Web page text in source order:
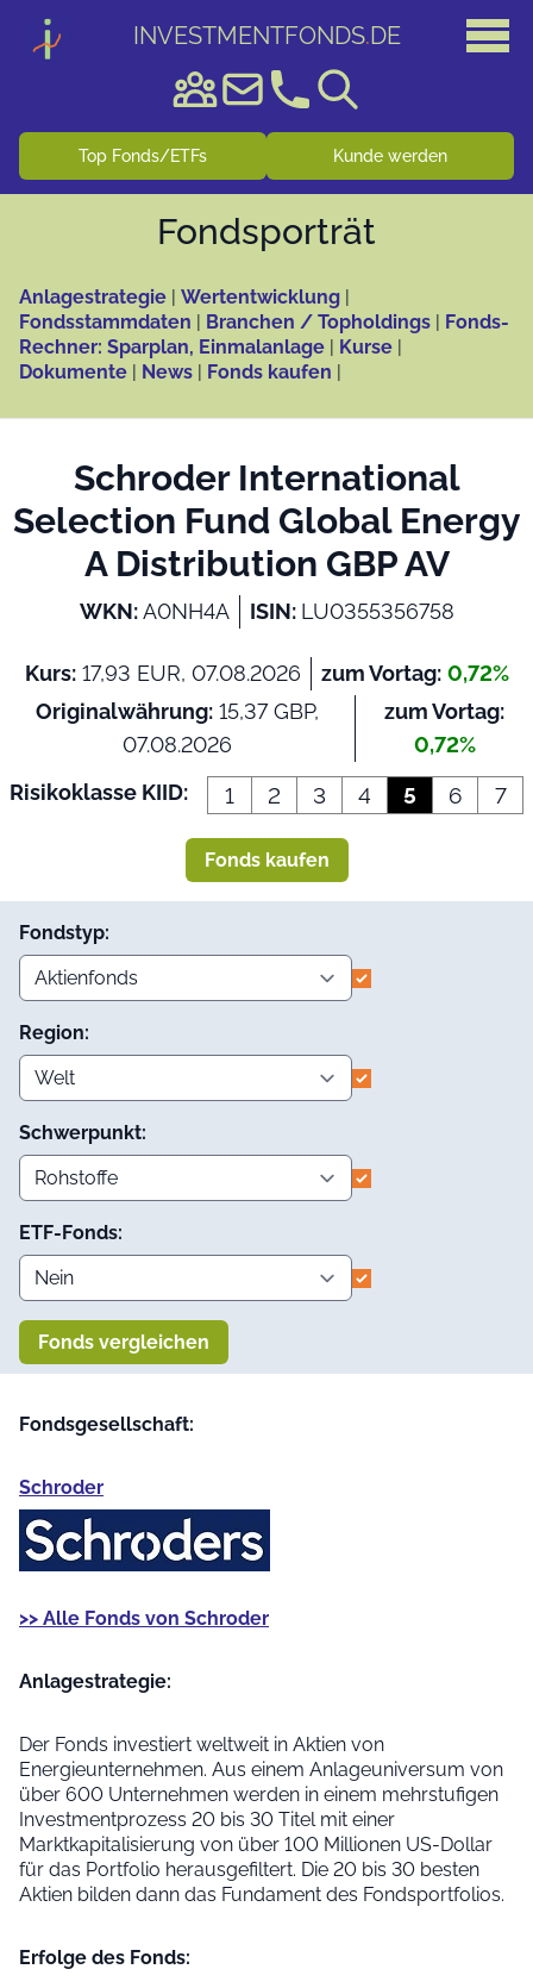
INVESTMENTFONDS.DE
Top Fonds/ETFs Kunde werden
Fonds­porträt
Anlagestrategie | Wertentwicklung |
Fondsstammdaten | Branchen / Topholdings | Fonds-
Rechner: Sparplan, Einmalanlage | Kurse |
Dokumente | News | Fonds kaufen |
Schroder International
Selection Fund Global Energy
A Distribution GBP AV
WKN:A0NH4A ISIN: LU0355356758
Kurs:17,93 EUR, 07.08.2026 zum Vortag: 0,72%
Originalwährung: 15,37 GBP,
07.08.2026
zum Vortag:
0,72%
Risikoklasse KIID:
1 2 3 4 5 6 7
Fonds kaufen
Fondstyp:
Region:
Schwerpunkt:
ETF-Fonds:
Fonds vergleichen
Fondsgesellschaft:
Schroder
>> Alle Fonds von Schroder
Anlage­strategie:
Der Fonds investiert weltweit in Aktien von
Energieunternehmen. Aus einem Anlageuniversum von
über 600 Unternehmen werden in einem mehrstufigen
Investmentprozess 20 bis 30 Titel mit einer
Marktkapitalisierung von über 100 Millionen US-Dollar
für das Portfolio herausgefiltert. Die 20 bis 30 besten
Aktien bilden dann das Fundament des Fondsportfolios.
Erfolge des Fonds: